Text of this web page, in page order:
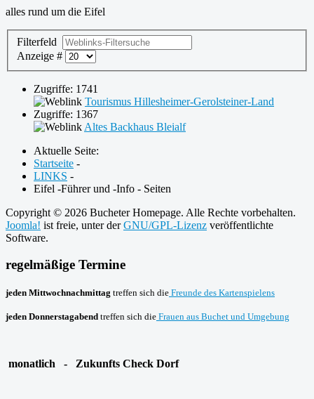
alles rund um die Eifel
Filterfeld
Anzeige #
Zugriffe: 1741
Tourismus Hillesheimer-Gerolsteiner-Land
Zugriffe: 1367
Altes Backhaus Bleialf
Aktuelle Seite:
Startseite -
LINKS -
Eifel -Führer und -Info - Seiten
Copyright © 2026 Bucheter Homepage. Alle Rechte vorbehalten.
Joomla! ist freie, unter derGNU/GPL-Lizenz veröffentlichte
Software.
regelmäßige Termine
jeden Mittwochnachmittag treffen sich die Freunde des Kartenspielens
jeden Donnerstagabend treffen sich die Frauen aus Buchet und Umgebung
monatlich - Zukunfts Check Dorf